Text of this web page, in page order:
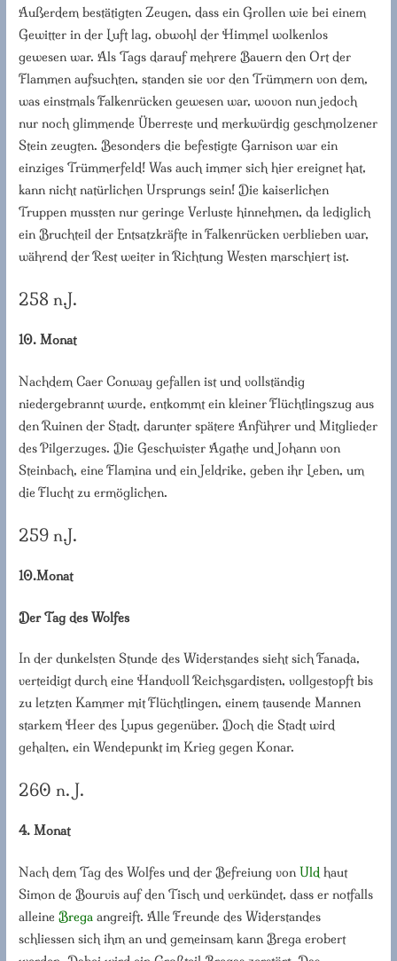
Außerdem bestätigten Zeugen, dass ein Grollen wie bei einem
Gewitter in der Luft lag, obwohl der Himmel wolkenlos
gewesen war. Als Tags darauf mehrere Bauern den Ort der
Flammen aufsuchten, standen sie vor den Trümmern von dem,
was einstmals Falkenrücken gewesen war, wovon nun jedoch
nur noch glimmende Überreste und merkwürdig geschmolzener
Stein zeugten. Besonders die befestigte Garnison war ein
einziges Trümmerfeld! Was auch immer sich hier ereignet hat,
kann nicht natürlichen Ursprungs sein! Die kaiserlichen
Truppen mussten nur geringe Verluste hinnehmen, da lediglich
ein Bruchteil der Entsatzkräfte in Falkenrücken verblieben war,
während der Rest weiter in Richtung Westen marschiert ist.
258 n.J.
10. Monat
Nachdem Caer Conway gefallen ist und vollständig
niedergebrannt wurde, entkommt ein kleiner Flüchtlingszug aus
den Ruinen der Stadt, darunter spätere Anführer und Mitglieder
des Pilgerzuges. Die Geschwister Agathe und Johann von
Steinbach, eine Flamina und ein Jeldrike, geben ihr Leben, um
die Flucht zu ermöglichen.
259 n.J.
10.Monat
Der Tag des Wolfes
In der dunkelsten Stunde des Widerstandes sieht sich Fanada,
verteidigt durch eine Handvoll Reichsgardisten, vollgestopft bis
zu letzten Kammer mit Flüchtlingen, einem tausende Mannen
starkem Heer des Lupus gegenüber. Doch die Stadt wird
gehalten, ein Wendepunkt im Krieg gegen Konar.
260 n. J.
4. Monat
Nach dem Tag des Wolfes und der Befreiung vonUld haut
Simon de Bourvis auf den Tisch und verkündet, dass er notfalls
alleineBrega angreift. Alle Freunde des Widerstandes
schliessen sich ihm an und gemeinsam kann Brega erobert